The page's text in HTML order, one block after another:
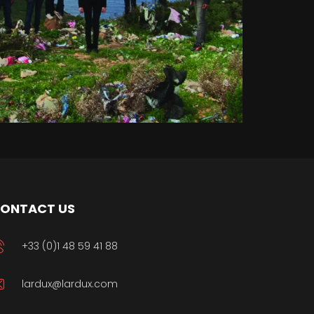
US
+33 (0)1 48 59 41 88
lardux@lardux.com